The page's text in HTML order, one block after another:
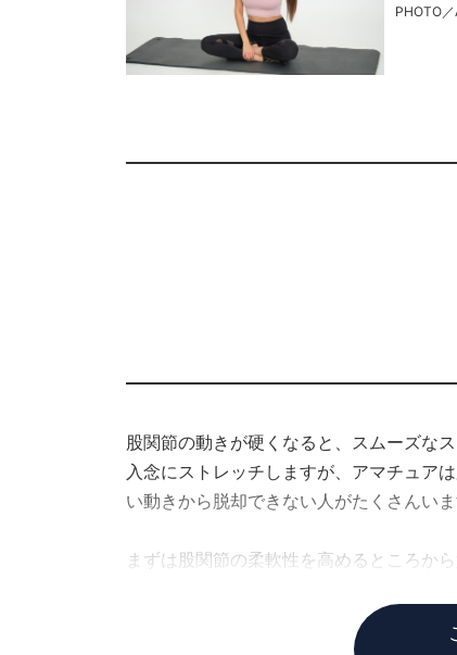
股関節の動きが硬くなると、スムーズな
入念にストレッチしますが、アマチュア
い動きから脱却できない人がたくさんいま
まずは股関節の柔軟性を高めるところか